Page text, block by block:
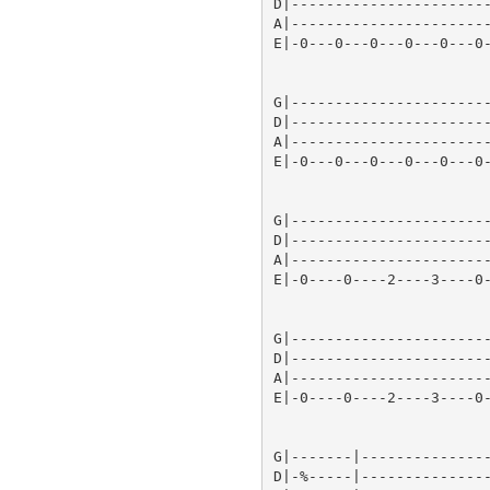
E|-0---0---0---0---0---
E|-0---0---0---0---0---
E|-0----0----2----
E|-0----0----2----
G|-------
D|-%-----